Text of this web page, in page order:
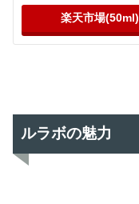
楽天市場(50ml)
ルラボの魅力